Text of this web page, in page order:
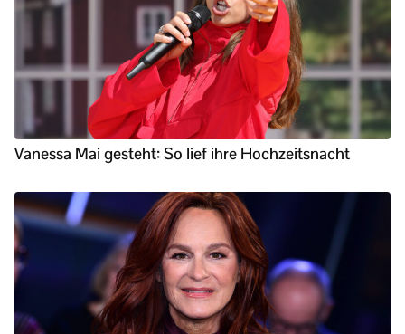
Vanessa Mai gesteht: So lief ihre Hochzeitsnacht